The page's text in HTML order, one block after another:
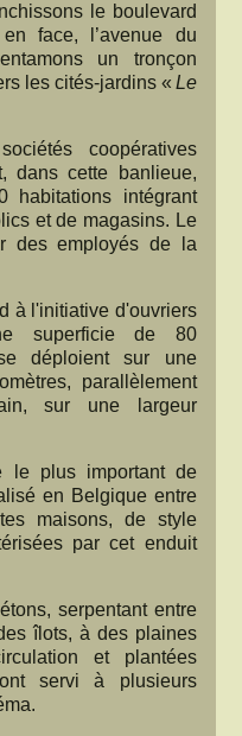
le boulevard
face, l’avenue du
un tronçon
les cités-jardins « Le
coopératives
dans cette banlieue,
habitations intégrant
et de magasins. Le
des employés de la
à l'initiative d'ouvriers
superficie de 80
déploient sur une
parallèlement
sur une largeur
le plus important de
en Belgique entre
maisons, de style
par cet enduit
serpentant entre
îlots, à des plaines
et plantées
servi à plusieurs